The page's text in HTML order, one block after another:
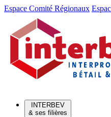
Aller
Aller
contenu
Espace Comité Régionaux
INTERBEV
& ses filières